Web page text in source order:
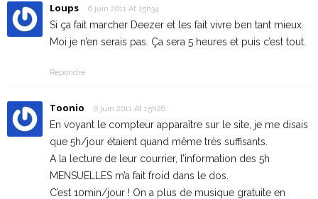
Loups 6 juin 2011 At 15h34
Si ça fait marcher Deezer et les fait vivre ben tant mieux.
Moi je n’en serais pas. Ça sera 5 heures et puis c’est tout.
Répondre
Toonio 6 juin 2011 At 15h26
En voyant le compteur apparaître sur le site, je me disais
que 5h/jour étaient quand même très suffisants.
A la lecture de leur courrier, l’information des 5h
MENSUELLES m’a fait froid dans le dos.
C’est 10min/jour ! On a plus de musique gratuite en